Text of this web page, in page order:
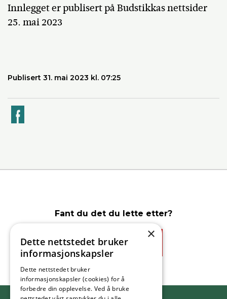
Innlegget er publisert på Budstikkas nettsider
25. mai 2023
Publisert 31. mai 2023 kl. 07:25
Fant du det du lette etter?
Ja
×
Dette nettstedet bruker
informasjonskapsler
Dette nettstedet bruker
informasjonskapsler (cookies) for å
forbedre din opplevelse. Ved å bruke